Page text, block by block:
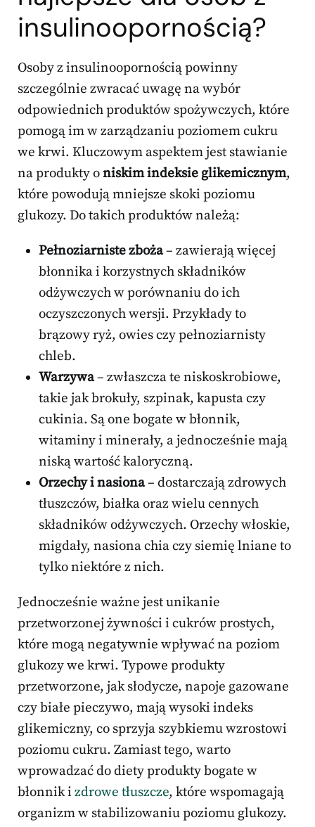
insulinoopornością?
Osoby z insulinoopornością powinny
szczególnie zwracać uwagę na wybór
odpowiednich produktów spożywczych, które
pomogą im w zarządzaniu poziomem cukru
we krwi. Kluczowym aspektem jest stawianie
na produkty oniskim indeksie glikemicznym,
które powodują mniejsze skoki poziomu
glukozy. Do takich produktów należą:
Pełnoziarniste zboża– zawierają więcej
błonnika i korzystnych składników
odżywczych w porównaniu do ich
oczyszczonych wersji. Przykłady to
brązowy ryż, owies czy pełnoziarnisty
chleb.
Warzywa– zwłaszcza te niskoskrobiowe,
takie jak brokuły, szpinak, kapusta czy
cukinia. Są one bogate w błonnik,
witaminy i minerały, a jednocześnie mają
niską wartość kaloryczną.
Orzechy i nasiona– dostarczają zdrowych
tłuszczów, białka oraz wielu cennych
składników odżywczych. Orzechy włoskie,
migdały, nasiona chia czy siemię lniane to
tylko niektóre z nich.
Jednocześnie ważne jest unikanie
przetworzonej żywności i cukrów prostych,
które mogą negatywnie wpływać na poziom
glukozy we krwi. Typowe produkty
przetworzone, jak słodycze, napoje gazowane
czy białe pieczywo, mają wysoki indeks
glikemiczny, co sprzyja szybkiemu wzrostowi
poziomu cukru. Zamiast tego, warto
wprowadzać do diety produkty bogate w
błonnik i zdrowe tłuszcze, które wspomagają
organizm w stabilizowaniu poziomu glukozy.